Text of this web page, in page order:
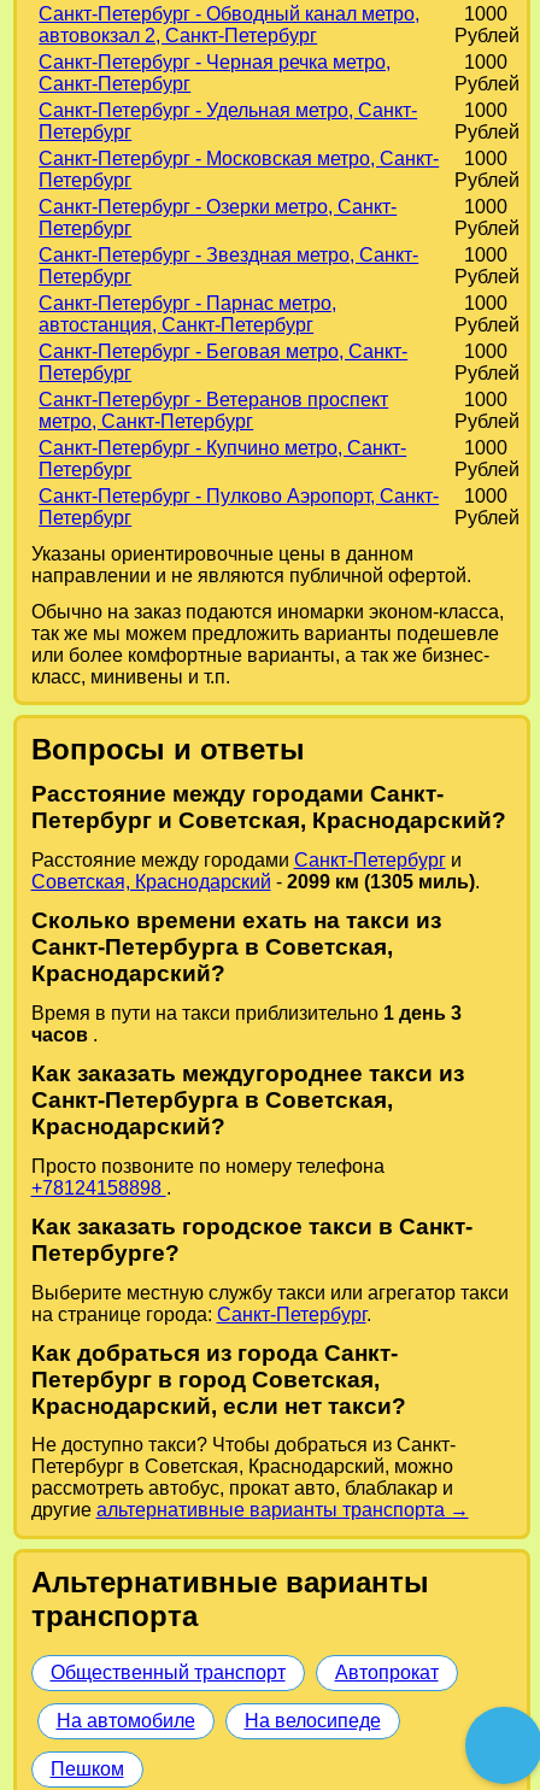
Санкт-Петербург - Обводный канал метро,
автовокзал 2, Санкт-Петербург
1000
Рублей
Санкт-Петербург - Черная речка метро,
Санкт-Петербург
1000
Рублей
Санкт-Петербург - Удельная метро, Санкт-
Петербург
1000
Рублей
Санкт-Петербург - Московская метро, Санкт-
Петербург
1000
Рублей
Санкт-Петербург - Озерки метро, Санкт-
Петербург
1000
Рублей
Санкт-Петербург - Звездная метро, Санкт-
Петербург
1000
Рублей
Санкт-Петербург - Парнас метро,
автостанция, Санкт-Петербург
1000
Рублей
Санкт-Петербург - Беговая метро, Санкт-
Петербург
1000
Рублей
Санкт-Петербург - Ветеранов проспект
метро, Санкт-Петербург
1000
Рублей
Санкт-Петербург - Купчино метро, Санкт-
Петербург
1000
Рублей
Санкт-Петербург - Пулково Аэропорт, Санкт-
Петербург
1000
Рублей
Указаны ориентировочные цены в данном
направлении и не являются публичной офертой.
Обычно на заказ подаются иномарки эконом-класса,
так же мы можем предложить варианты подешевле
или более комфортные варианты, а так же бизнес-
класс, минивены и т.п.
Вопросы и ответы
Расстояние между городами Санкт-
Петербург и Советская, Краснодарский?
Расстояние между городами Санкт-Петербурги
Советская, Краснодарский - 2099 км (1305 миль).
Сколько времени ехать на такси из
Санкт-Петербурга в Советская,
Краснодарский?
Время в пути на такси приблизительно 1 день 3
часов .
Как заказать междугороднее такси из
Санкт-Петербурга в Советская,
Краснодарский?
Просто позвоните по номеру телефона
+78124158898 .
Как заказать городское такси в Санкт-
Петербурге?
Выберите местную службу такси или агрегатор такси
на странице города: Санкт-Петербург.
Как добраться из города Санкт-
Петербург в город Советская,
Краснодарский, если нет такси?
Не доступно такси? Чтобы добраться из Санкт-
Петербург в Советская, Краснодарский, можно
рассмотреть автобус, прокат авто, блаблакар и
другие альтернативные варианты транспорта →
Альтернативные варианты
транспорта
Общественный транспорт Автопрокат
На автомобиле На велосипеде
Пешком